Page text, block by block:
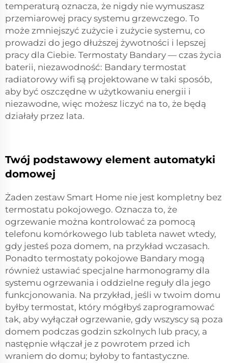
temperaturą oznacza, że nigdy nie wymuszasz
przemiarowej pracy systemu grzewczego. To
może zmniejszyć zużycie i zużycie systemu, co
prowadzi do jego dłuższej żywotności i lepszej
pracy dla Ciebie. Termostaty Bandary — czas życia
baterii, niezawodność: Bandary termostat
radiatorowy wifi są projektowane w taki sposób,
aby być oszczędne w użytkowaniu energii i
niezawodne, więc możesz liczyć na to, że będą
działały przez lata.
Twój podstawowy element automatyki
domowej
Żaden zestaw Smart Home nie jest kompletny bez
termostatu pokojowego. Oznacza to, że
ogrzewanie można kontrolować za pomocą
telefonu komórkowego lub tableta nawet wtedy,
gdy jesteś poza domem, na przykład wczasach.
Ponadto termostaty pokojowe Bandary mogą
również ustawiać specjalne harmonogramy dla
systemu ogrzewania i oddzielne reguły dla jego
funkcjonowania. Na przykład, jeśli w twoim domu
byłby termostat, który mógłbyś zaprogramować
tak, aby wyłączał ogrzewanie, gdy wszyscy są poza
domem podczas godzin szkolnych lub pracy, a
następnie włączał je z powrotem przed ich
wraniem do domu; byłoby to fantastyczne.